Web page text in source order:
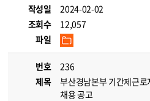
작성일
2024-02-02
조회수
12,057
파일
번호
236
제목
부산경남본부 기간제근
채용 공고